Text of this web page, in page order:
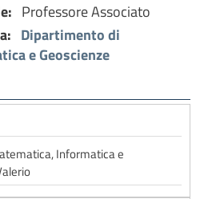
Professore Associato
Dipartimento di
e Geoscienze
Informatica e